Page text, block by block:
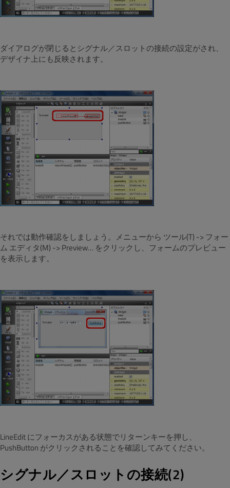
ダイアログが閉じるとシグナル／スロットの接続の設定がされ、
デザイナ上にも反映されます。
それでは動作確認をしましょう。メニューから ツール(T) -> フォー
ム エディタ(M) -> Preview… をクリックし、フォームのプレビュー
を表示します。
LineEdit にフォーカスがある状態でリターンキーを押し、
PushButton がクリックされることを確認してみてください。
シグナル／スロットの接続(2)